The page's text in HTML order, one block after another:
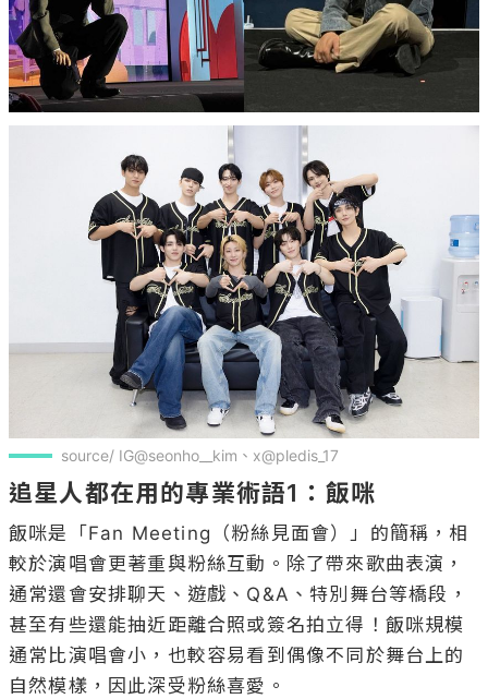
source/ IG@seonho__kim、x@pledis_17
追星人都在用的專業術語1：飯咪
飯咪是「Fan Meeting（粉絲見面會）」的簡稱，相
較於演唱會更著重與粉絲互動。除了帶來歌曲表演，
通常還會安排聊天、遊戲、Q&A、特別舞台等橋段，
甚至有些還能抽近距離合照或簽名拍立得！飯咪規模
通常比演唱會小，也較容易看到偶像不同於舞台上的
自然模樣，因此深受粉絲喜愛。